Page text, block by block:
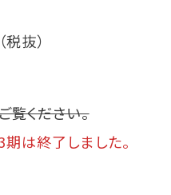
抜）
覧ください。
は終了しました。